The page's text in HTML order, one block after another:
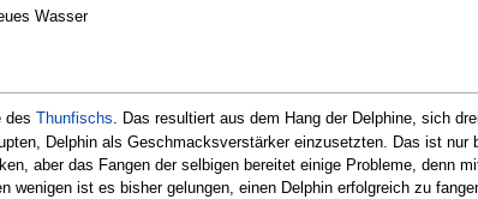
Wasser
des Thunfischs. Das resultiert aus dem Hang der Delphine, sich
Delphin als Geschmacksverstärker einzusetzten. Das ist
aber das Fangen der selbigen bereitet einige Probleme, denn
wenigen ist es bisher gelungen, einen Delphin erfolgreich zu